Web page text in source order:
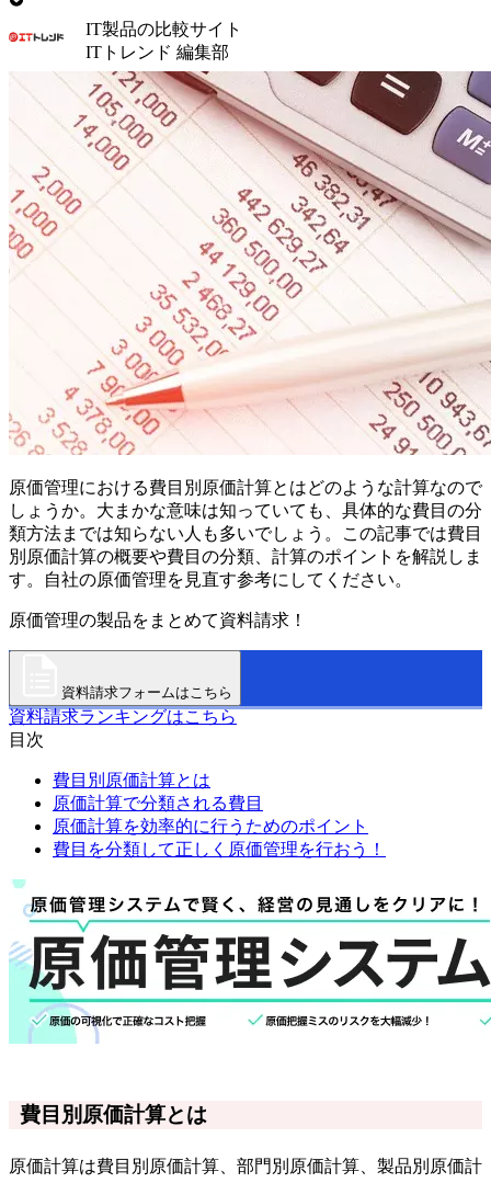
IT製品の比較サイト
ITトレンド 編集部
原価管理における費目別原価計算とはどのような計算なので
しょうか。大まかな意味は知っていても、具体的な費目の分
類方法までは知らない人も多いでしょう。この記事では費目
別原価計算の概要や費目の分類、計算のポイントを解説しま
す。自社の原価管理を見直す参考にしてください。
原価管理の製品をまとめて資料請求！
資料請求フォームはこちら
資料請求ランキングはこちら
目次
費目別原価計算とは
原価計算で分類される費目
原価計算を効率的に行うためのポイント
費目を分類して正しく原価管理を行おう！
費目別原価計算とは
原価計算は費目別原価計算、部門別原価計算、製品別原価計